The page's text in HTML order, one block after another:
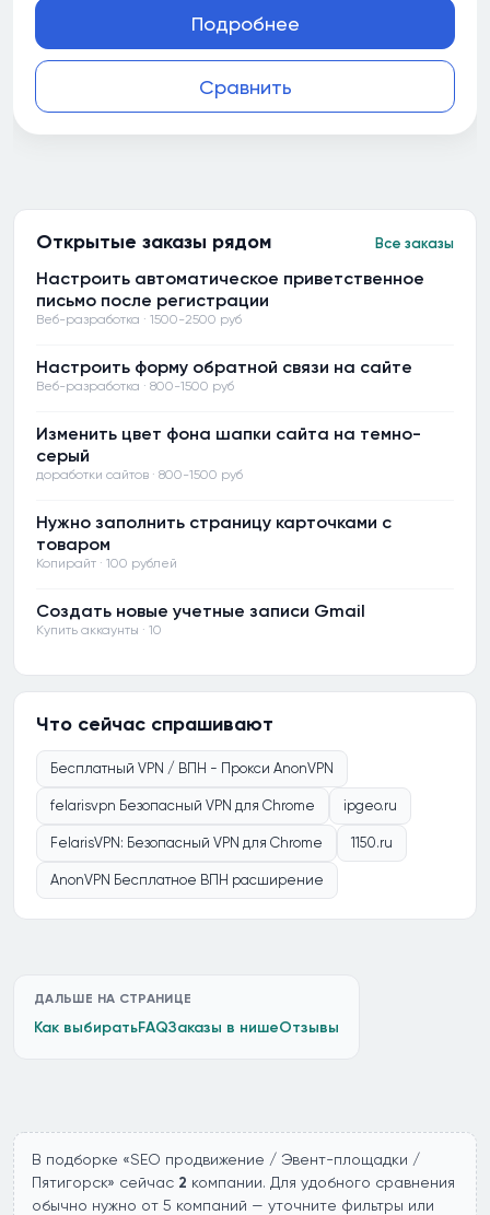
Сравнить
Подробнее
Открытые заказы рядом Все заказы
Настроить автоматическое приветственное
письмо после регистрации
Веб-разработка · 1500-2500 руб
Настроить форму обратной связи на сайте
Веб-разработка · 800-1500 руб
Изменить цвет фона шапки сайта на темно-
серый
доработки сайтов · 800-1500 руб
Нужно заполнить страницу карточками с
товаром
Копирайт · 100 рублей
Создать новые учетные записи Gmail
Купить аккаунты · 10
Что сейчас спрашивают
Бесплатный VPN / ВПН - Прокси AnonVPN
felarisvpn Безопасный VPN для Chrome ipgeo.ru
FelarisVPN: Безопасный VPN для Chrome 1150.ru
AnonVPN Бесплатное ВПН расширение
ДАЛЬШЕ НА СТРАНИЦЕ
Как выбиратьFAQЗаказы в нишеОтзывы
В подборке «SEO продвижение / Эвент-площадки /
Пятигорск» сейчас 2 компании. Для удобного сравнения
обычно нужно от 5 компаний — уточните фильтры или